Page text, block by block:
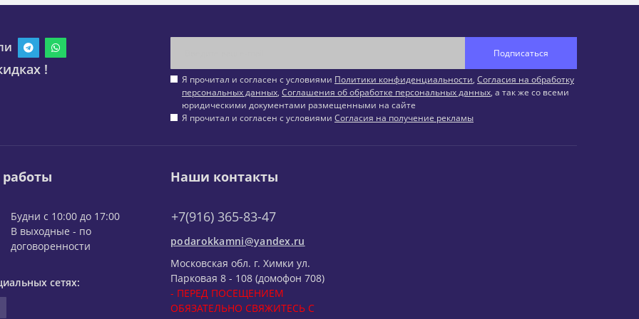
!
Подписаться
Я прочитал и согласен с условиями Политики конфиденциальности, Согласия на обработку
персональных данных, Соглашения об обработке персональных данных, а так же со всеми
юридическими документами размещенными на сайте
Я прочитал и согласен с условиями Согласия на получение рекламы
Будни с 10:00 до 17:00
В выходные - по
договоренности
сетях:
Наши контакты
+7(916) 365-83-47
podarokkamni@yandex.ru
Московская обл. г. Химки ул.
Парковая 8 - 108 (домофон 708)
- ПЕРЕД ПОСЕЩЕНИЕМ
ОБЯЗАТЕЛЬНО СВЯЖИТЕСЬ С